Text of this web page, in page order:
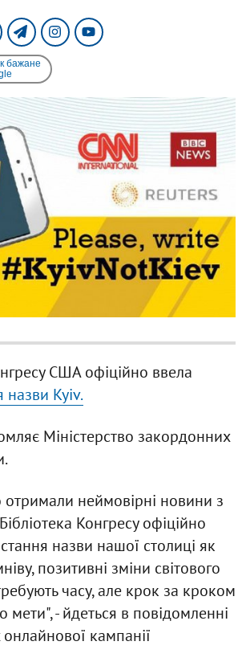
бажане
США офіційно ввела
назви Kyiv.
Міністерство закордонних
неймовірні новини з
Конгресу офіційно
назви нашої столиці як
позитивні зміни світового
часу, але крок за кроком
мети", - йдеться в повідомленні
кампанії